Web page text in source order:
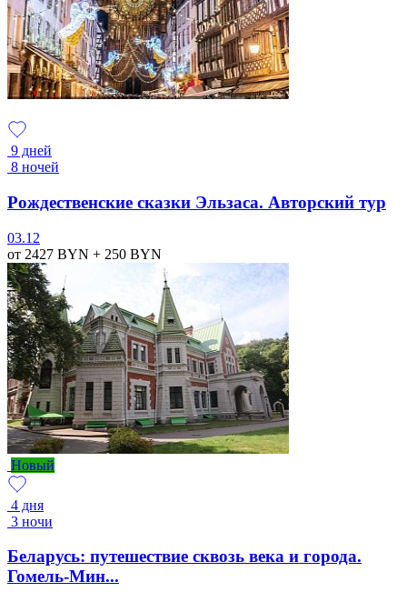
9 дней
8 ночей
Рождественские сказки Эльзаса. Авторский тур
03.12
от 2427 BYN + 250 BYN
Новый
4 дня
3 ночи
Беларусь: путешествие сквозь века и города.
Гомель-Мин...